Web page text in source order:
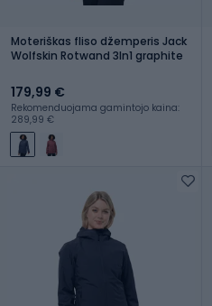
Moteriškas fliso džemperis Jack
Wolfskin Rotwand 3In1 graphite
179,99 €
Rekomenduojama gamintojo kaina:
289,99 €